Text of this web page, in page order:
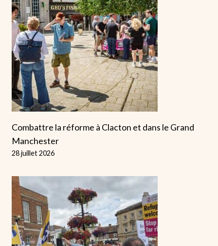
Combattre la réforme à Clacton et dans le Grand
Manchester
28 juillet 2026